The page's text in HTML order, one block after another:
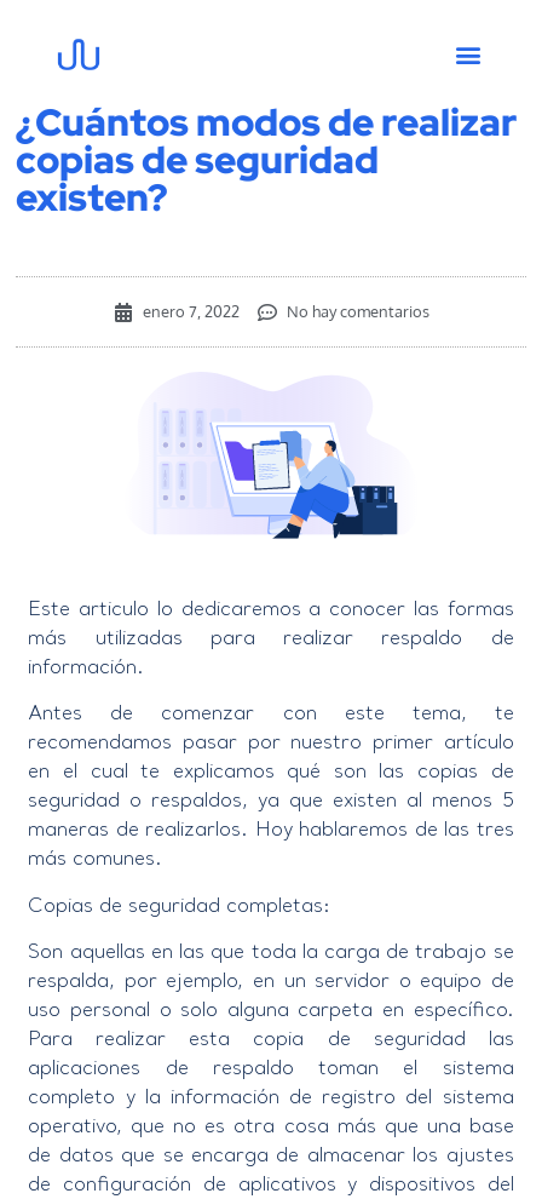
¿Cuántos modos de realizar
copias de seguridad
existen?
enero 7, 2022 No hay comentarios
Este articulo lo dedicaremos a conocer las formas
más utilizadas para realizar respaldo de
información.
Antes de comenzar con este tema, te
recomendamos pasar por nuestro primer artículo
en el cual te explicamos qué son las copias de
seguridad o respaldos, ya que existen al menos 5
maneras de realizarlos. Hoy hablaremos de las tres
más comunes.
Copias de seguridad completas:
Son aquellas en las que toda la carga de trabajo se
respalda, por ejemplo, en un servidor o equipo de
uso personal o solo alguna carpeta en específico.
Para realizar esta copia de seguridad las
aplicaciones de respaldo toman el sistema
completo y la información de registro del sistema
operativo, que no es otra cosa más que una base
de datos que se encarga de almacenar los ajustes
de configuración de aplicativos y dispositivos del